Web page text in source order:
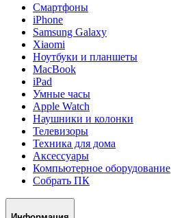
Смартфоны
iPhone
Samsung Galaxy
Xiaomi
Ноутбуки и планшеты
MacBook
iPad
Умные часы
Apple Watch
Наушники и колонки
Телевизоры
Техника для дома
Аксессуары
Компьютерное оборудование
Собрать ПК